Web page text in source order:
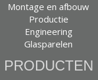
Montage en afbouw
Productie
Engineering
Glasparelen
PRODUCTEN